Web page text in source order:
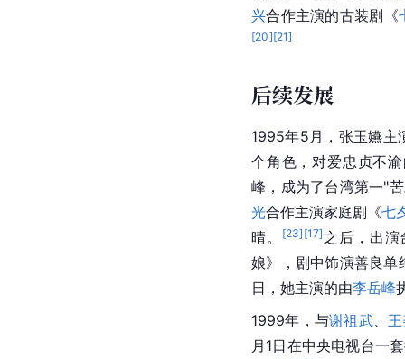
兴合作主演的古装剧《
[20][21]
后续发展
1995年5月，张玉嬿主
个角色，对爱忠贞不
峰，成为了台湾第一"
光合作主演家庭剧《七
晴。
[23] [17] 之后，出
娘》，剧中饰演善良单
日，她主演的由李岳峰
1999年，与谢祖武、
月1日在中央电视台一